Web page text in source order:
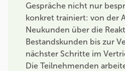
Gespräche nicht nur
konkret trainiert: von der
Neukunden über die
Bestandskunden bis zur
nächster Schritte im
Die Teilnehmenden